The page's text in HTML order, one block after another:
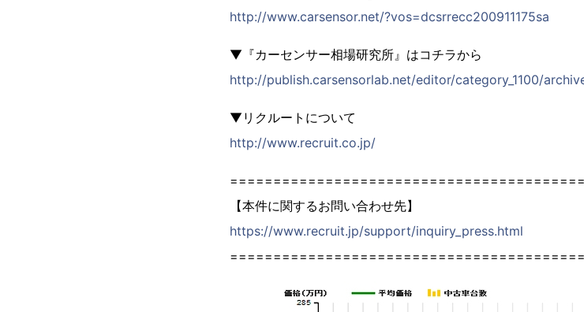
http://www.carsensor.net/?vos=dcsrrecc200911175sa
▼『カーセンサー相場研究所』はコチラから
http://publish.carsensorlab.net/editor/category_1100/
▼リクルートについて
http://www.recruit.co.jp/
【本件に関するお問い合わせ先】
https://www.recruit.jp/support/inquiry_press.html